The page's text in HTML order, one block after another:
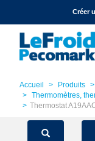
text.skipToNavigationCréer
Accueil Produits
Thermomètres,
Thermostat